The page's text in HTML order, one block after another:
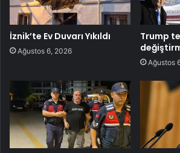
İznik’te Ev Duvarı Yıkıldı
Ağustos 6, 2026
Trump
Ağustos